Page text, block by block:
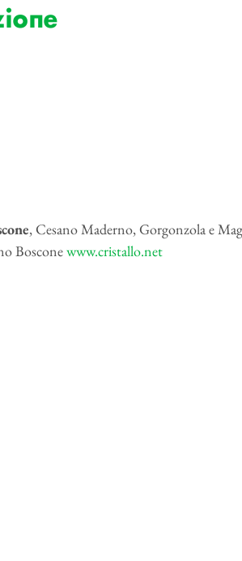
, Cesano Maderno, Gorgonzola e
Bosconewww.cristallo.net